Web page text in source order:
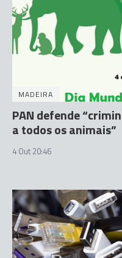
MADEIRA
PAN defende
a todos os animais”
4 Out 20:46